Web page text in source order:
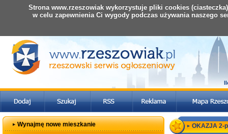
Wynajmę nowe mieszkanie OKAZJA 2-
Strona www.rzeszowiak wykorzystuje pliki cookies
w celu zapewnienia Ci wygody podczas używania naszego